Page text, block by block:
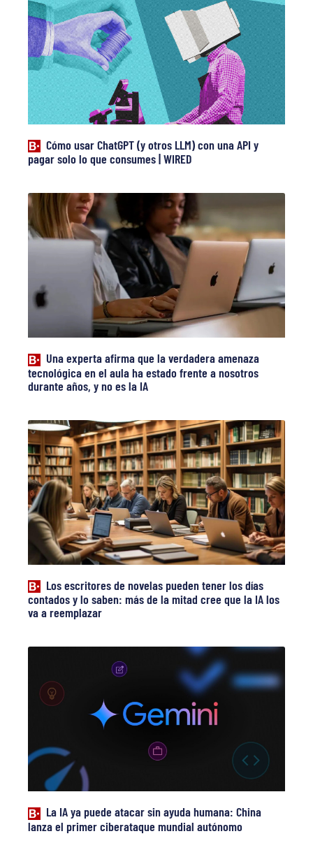
Cómo usar ChatGPT (y otros LLM) con una API y
pagar solo lo que consumes | WIRED
Una experta afirma que la verdadera amenaza
tecnológica en el aula ha estado frente a nosotros
durante años, y no es la IA
Los escritores de novelas pueden tener los días
contados y lo saben: más de la mitad cree que la IA los
va a reemplazar
La IA ya puede atacar sin ayuda humana: China
lanza el primer ciberataque mundial autónomo